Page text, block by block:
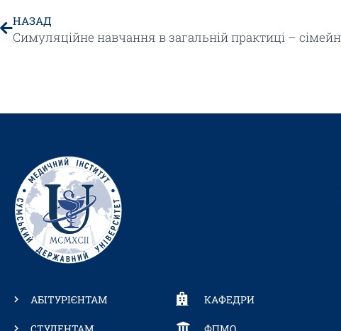
НАЗАД
АБІТУРІЄНТАМ
СТУДЕНТАМ
КАФЕДРИ
ФПМО